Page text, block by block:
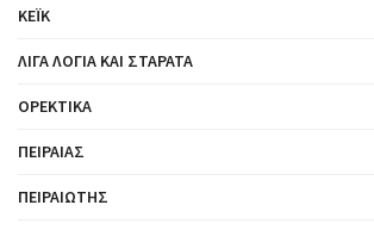
ΚΈΙΚ
ΛΊΓΑ ΛΌΓΙΑ ΚΑΙ ΣΤΑΡΆΤΑ
ΟΡΕΚΤΙΚΆ
ΠΕΙΡΑΙΆΣ
ΠΕΙΡΑΙΏΤΗΣ